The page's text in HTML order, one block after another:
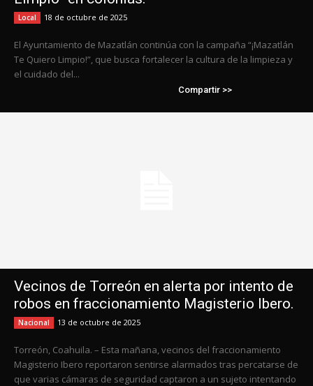
Local 18 de octubre de 2025
El Ayuntamiento de Mazatlán continúa con la campaña “¡Mazatlán
Te Quiero Limpio!”, que busca fortalecer la cultura de la limpieza y
el cuidado del...
Compartir >>
Vecinos de Torreón en alerta por intento de
robos en fraccionamiento Magisterio Ibero.
Nacional 13 de octubre de 2025
Torreón, Coahuila. – Esta mañana, vecinos del fraccionamiento
Magisterio Ibero reportaron sentirse alarmados tras percatarse de
que varias cámaras de seguridad captaron a un sujeto intentando